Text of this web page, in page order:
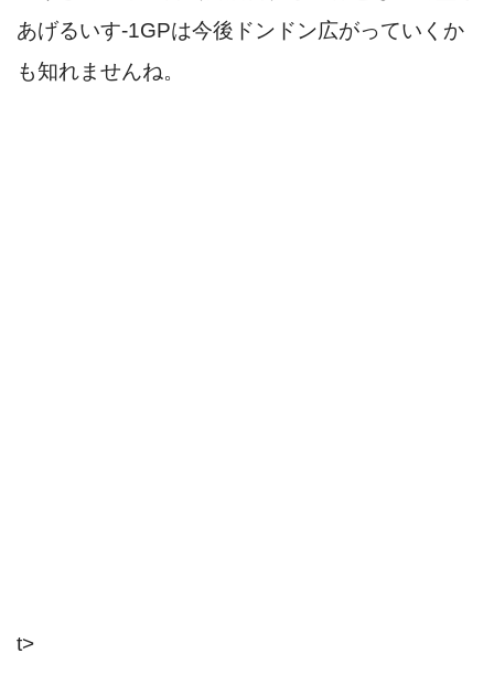
あげるいす-1GPは今後ドンドン広がっていくか
も知れませんね。
t>